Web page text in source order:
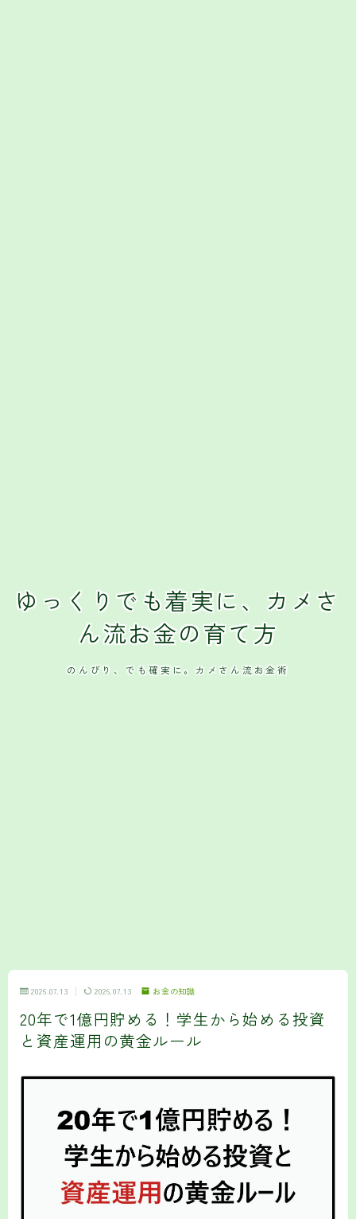
ゆっくりでも着実に、カメさ
ん流お金の育て方
のんびり、でも確実に。カメさん流お金術
2026.07.13 2026.07.13 お金の知識
20年で1億円貯める！学生から始める投資
と資産運用の黄金ルール